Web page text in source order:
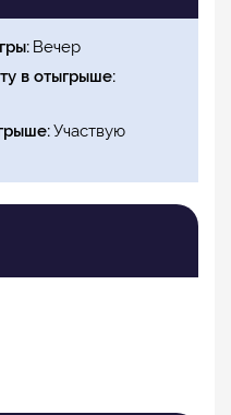
Вечер
в отыгрыше
Участвую